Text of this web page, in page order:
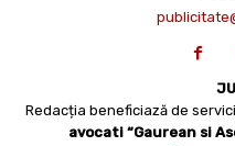
Redacția beneficiază de
avocati “Gaurean si